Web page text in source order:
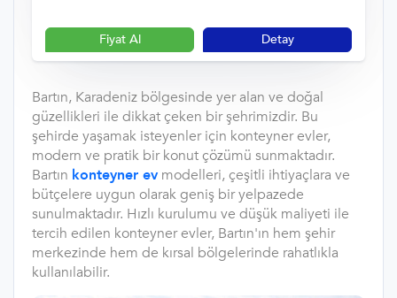
Fiyat Al Detay
Bartın, Karadeniz bölgesinde yer alan ve doğal
güzellikleri ile dikkat çeken bir şehrimizdir. Bu
şehirde yaşamak isteyenler için konteyner evler,
modern ve pratik bir konut çözümü sunmaktadır.
Bartın konteyner ev modelleri, çeşitli ihtiyaçlara ve
bütçelere uygun olarak geniş bir yelpazede
sunulmaktadır. Hızlı kurulumu ve düşük maliyeti ile
tercih edilen konteyner evler, Bartın'ın hem şehir
merkezinde hem de kırsal bölgelerinde rahatlıkla
kullanılabilir.